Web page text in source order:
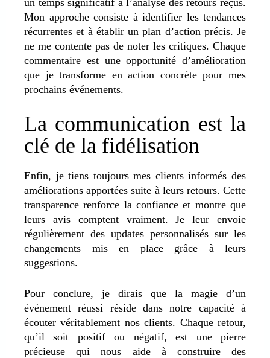
Mon approche consiste à identifier les tendances
récurrentes et à établir un plan d’action précis. Je
ne me contente pas de noter les critiques. Chaque
commentaire est une opportunité d’amélioration
que je transforme en action concrète pour mes
prochains événements.
La communication est la
clé de la fidélisation
Enfin, je tiens toujours mes clients informés des
améliorations apportées suite à leurs retours. Cette
transparence renforce la confiance et montre que
leurs avis comptent vraiment. Je leur envoie
régulièrement des updates personnalisés sur les
changements mis en place grâce à leurs
suggestions.
Pour conclure, je dirais que la magie d’un
événement réussi réside dans notre capacité à
écouter véritablement nos clients. Chaque retour,
qu’il soit positif ou négatif, est une pierre
précieuse qui nous aide à construire des